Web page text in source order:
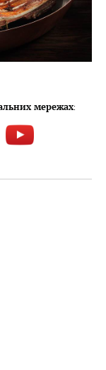
мережах: